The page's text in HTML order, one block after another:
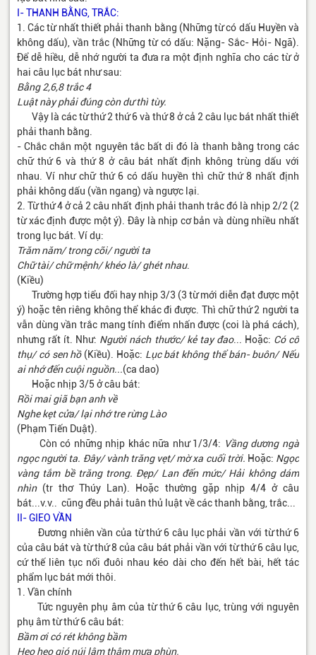
I- THANH BẰNG, TRẮC:
1. Các từ nhất thiết phải thanh bằng (Những từ có dấu Huyền và
không dấu), vần trắc (Những từ có dấu: Nặng- Sắc- Hỏi- Ngã).
Để dễ hiều, dễ nhớ người ta đưa ra một định nghĩa cho các từ ở
hai câu lục bát như sau:
Bằng 2,6,8 trắc 4
Luật này phải đúng còn dư thì tùy.
Vậy là các từ thứ 2 thứ 6 và thứ 8 ở cả 2 câu lục bát nhất thiết
phải thanh bằng.
- Chắc chắn một nguyên tắc bất di đó là thanh bằng trong các
chữ thứ 6 và thứ 8 ở câu bát nhất định không trùng dấu với
nhau. Ví như chữ thứ 6 có dấu huyền thì chữ thứ 8 nhất định
phải không dấu (vần ngang) và ngược lại.
2. Từ thứ 4 ở cả 2 câu nhất định phải thanh trắc đó là nhịp 2/2 (2
từ xác định được một ý). Đây là nhịp cơ bản và dùng nhiều nhất
trong lục bát. Ví dụ:
Trăm năm/ trong cõi/ người ta
Chữ tài/ chữ mệnh/ khéo là/ ghét nhau.
(Kiều)
Trường hợp tiểu đối hay nhịp 3/3 (3 từ mới diễn đạt được một
ý) hoặc tên riêng không thể khác đi được. Thì chữ thứ 2 người ta
vẫn dùng vần trắc mang tính điểm nhấn được (coi là phá cách),
nhưng rất ít. Như: Người nách thước/ kẻ tay đao... Hoặc: Có cổ
thụ/ có sen hồ(Kiều). Hoặc: Lục bát không thể bán- buôn/ Nếu
ai nhớ đến cuội nguồn...(ca dao)
Hoặc nhịp 3/5 ở câu bát:
Rồi mai giã bạn anh về
Nghe kẹt cửa/ lại nhớ tre rừng Lào
(Phạm Tiến Duật).
Còn có những nhịp khác nữa như 1/3/4: Vầng dương ngà
ngọc người ta. Đây/ vành trăng vẹt/ mờ xa cuối trời. Hoặc: Ngọc
vàng tắm bề trăng trong. Đẹp/ Lan đến mức/ Hải không dám
nhìn(tr thơ Thúy Lan). Hoặc thường gặp nhịp 4/4 ở câu
bát...v.v.. cũng đều phải tuân thủ luật về các thanh bằng, trắc...
II- GIEO VẦN
Đương nhiên vần của từ thứ 6 câu lục phải vần với từ thứ 6
của câu bát và từ thứ 8 của câu bát phải vần với từ thứ 6 câu lục,
cứ thế liên tục nối đuôi nhau kéo dài cho đến hết bài, hết tác
phẩm lục bát mới thôi.
1. Vần chính
Tức nguyên phụ âm của từ thứ 6 câu lục, trùng với nguyên
phụ âm từ thứ 6 câu bát:
Bầm ơi có rét không bầm
Heo heo gió núi lâm thâm mưa phùn.